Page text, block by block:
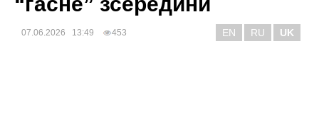
07.06.2026 13:49 453 EN RU UK